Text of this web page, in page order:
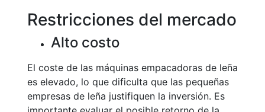
Restricciones del mercado
Alto costo
El coste de las máquinas empacadoras de leña
es elevado, lo que dificulta que las pequeñas
empresas de leña justifiquen la inversión. Es